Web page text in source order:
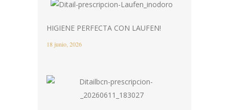
HIGIENE PERFECTA CON LAUFEN!
18 junio, 2026